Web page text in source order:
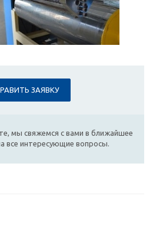
ЗАЯВКУ
мы свяжемся с вами в ближайшее
все интересующие вопросы.